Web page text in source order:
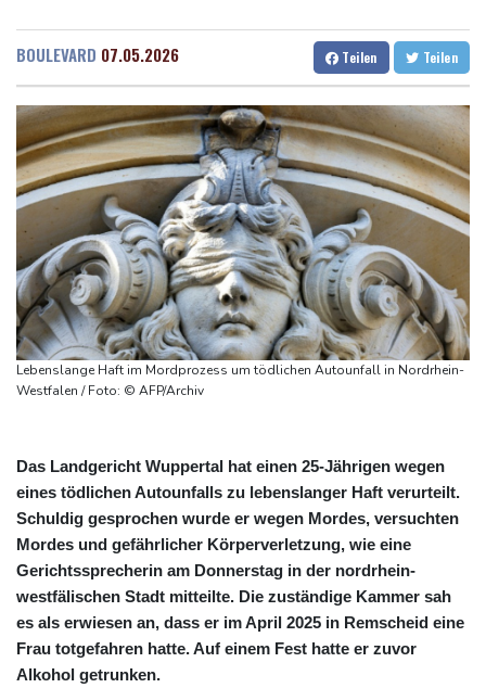
Salzburg
25 °C
Tag gebrochen
Französische Sängerin Vanessa Paradis gibt Trennung von
Regisseur Benchetrit bekannt
Tour de France Femmes: Lippert sprintet am Etappensieg vorbei
Schwimm-EM: Hentschel/Müller gewinnen Synchron-Bronze
Höhere Trassenpreise: Länder drohen mit Klage
RWE gibt Offshore-Windparkprojekte in den USA auf
BOULEVARD 07.05.2026 Teilen Teilen
Lebenslange Haft im Mordprozess um tödlichen Autounfall in Nordrhein-
Westfalen / Foto: © AFP/Archiv
Das Landgericht Wuppertal hat einen 25-Jährigen wegen
eines tödlichen Autounfalls zu lebenslanger Haft verurteilt.
Schuldig gesprochen wurde er wegen Mordes, versuchten
Mordes und gefährlicher Körperverletzung, wie eine
Gerichtssprecherin am Donnerstag in der nordrhein-
westfälischen Stadt mitteilte. Die zuständige Kammer sah
es als erwiesen an, dass er im April 2025 in Remscheid eine
Frau totgefahren hatte. Auf einem Fest hatte er zuvor
Alkohol getrunken.